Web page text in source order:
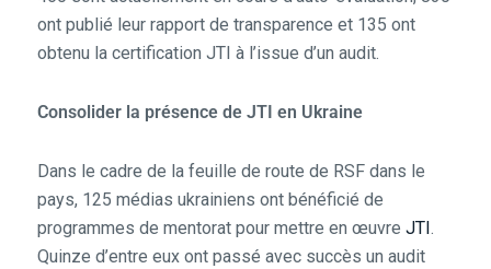
ont publié leur rapport de transparence et 135 ont
obtenu la certification JTI à l’issue d’un audit.
Consolider la présence de JTI en Ukraine
Dans le cadre de la feuille de route de RSF dans le
pays, 125 médias ukrainiens ont bénéficié de
programmes de mentorat pour mettre en œuvre JTI .
Quinze d’entre eux ont passé avec succès un audit